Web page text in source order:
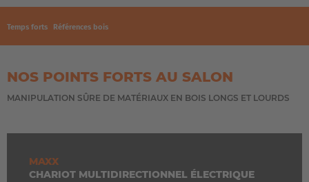
Temps forts Références bois
NOS POINTS FORTS AU SALON
MANIPULATION SÛRE DE MATÉRIAUX EN BOIS LONGS ET LOURDS
MAXX
CHARIOT MULTIDIRECTIONNEL ÉLECTRIQUE